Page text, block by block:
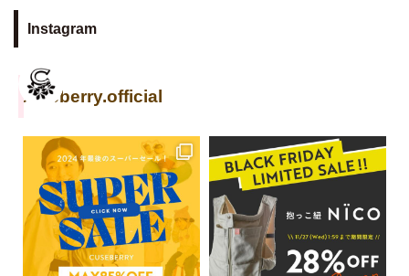
Instagram
cuseberry.official